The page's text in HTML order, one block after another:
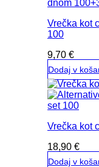
Vrečka kot
100
9,70 €
Dodaj v
Vrečka kot
18,90 €
Dodaj v